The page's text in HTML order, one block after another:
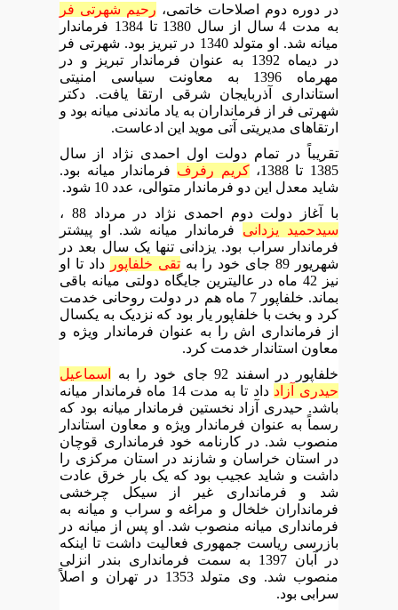
در دوره دوم اصلاحات خاتمی، رحیم شهرتی فر
به مدت 4 سال از سال 1380 تا 1384 فرماندار
میانه شد. او متولد 1340 در تبریز بود. شهرتی فر
در دیماه 1392 به عنوان فرماندار تبریز و در
مهرماه 1396 به معاونت سیاسی امنیتی
استانداری آذربایجان شرقی ارتقا یافت. دکتر
شهرتی فر از فرمانداران به یاد ماندنی میانه بود و
ارتقاهای مدیریتی آتی موید این ادعاست.
تقریباً در تمام دولت اول احمدی نژاد از سال
1385 تا 1388،
کریم رفرف فرماندار میانه بود.
شاید معدل این دو فرماندار متوالی، عدد 10 شود.
با آغاز دولت دوم احمدی نژاد در مرداد 88 ،
سیدحمید یزدانی فرماندار میانه شد. او پیشتر
فرماندار سراب بود. یزدانی تنها یک سال بعد در
شهریور 89 جای خود را به
تقی خلفاپور
داد تا او
نیز 42 ماه در عالیترین جایگاه دولتی میانه باقی
بماند. خلفاپور 7 ماه هم در دولت روحانی خدمت
کرد و بخت با خلفاپور یار بود که نزدیک به یکسال
از فرمانداری اش را به عنوان فرماندار ویژه و
معاون استاندار خدمت کرد.
خلفاپور در اسفند 92 جای خود را به
اسماعیل
حیدری آزاد
داد تا به مدت 14 ماه فرماندار میانه
باشد. حیدری آزاد نخستین فرماندار میانه بود که
رسماً به عنوان فرماندار ویژه و معاون استاندار
منصوب شد. در کارنامه خود فرمانداری قوچان
در استان خراسان و شازند در استان مرکزی را
داشت و شاید عجیب بود که یک بار خرق عادت
شد و فرمانداری غیر از سیکل چرخشی
فرمانداران خلخال و مراغه و سراب و میانه به
فرمانداری میانه منصوب شد. او پس از میانه در
بازرسی ریاست جمهوری فعالیت داشت تا اینکه
در آبان 1397 به سمت فرمانداری بندر انزلی
منصوب شد. وی متولد 1353 در تهران و اصلاً
سرابی بود.